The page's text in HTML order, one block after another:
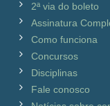
2ª via do boleto
Assinatura
Como funciona
Concursos
Disciplinas
Fale conosco